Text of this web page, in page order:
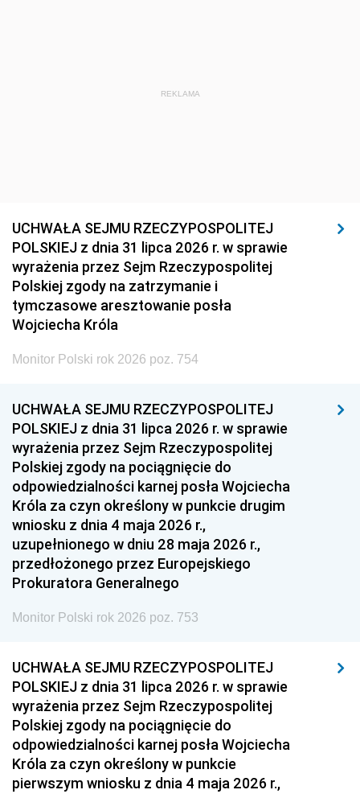
REKLAMA
UCHWAŁA SEJMU RZECZYPOSPOLITEJ
POLSKIEJ z dnia 31 lipca 2026 r. w sprawie
wyrażenia przez Sejm Rzeczypospolitej
Polskiej zgody na zatrzymanie i
tymczasowe aresztowanie posła
Wojciecha Króla
Monitor Polski rok 2026 poz. 754
UCHWAŁA SEJMU RZECZYPOSPOLITEJ
POLSKIEJ z dnia 31 lipca 2026 r. w sprawie
wyrażenia przez Sejm Rzeczypospolitej
Polskiej zgody na pociągnięcie do
odpowiedzialności karnej posła Wojciecha
Króla za czyn określony w punkcie drugim
wniosku z dnia 4 maja 2026 r.,
uzupełnionego w dniu 28 maja 2026 r.,
przedłożonego przez Europejskiego
Prokuratora Generalnego
Monitor Polski rok 2026 poz. 753
UCHWAŁA SEJMU RZECZYPOSPOLITEJ
POLSKIEJ z dnia 31 lipca 2026 r. w sprawie
wyrażenia przez Sejm Rzeczypospolitej
Polskiej zgody na pociągnięcie do
odpowiedzialności karnej posła Wojciecha
Króla za czyn określony w punkcie
pierwszym wniosku z dnia 4 maja 2026 r.,